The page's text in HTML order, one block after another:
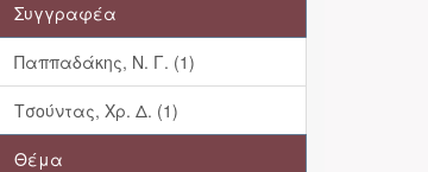
Συγγραφέα
Παππαδάκης, Ν. Γ. (1)
Τσούντας, Χρ. Δ. (1)
Θέμα